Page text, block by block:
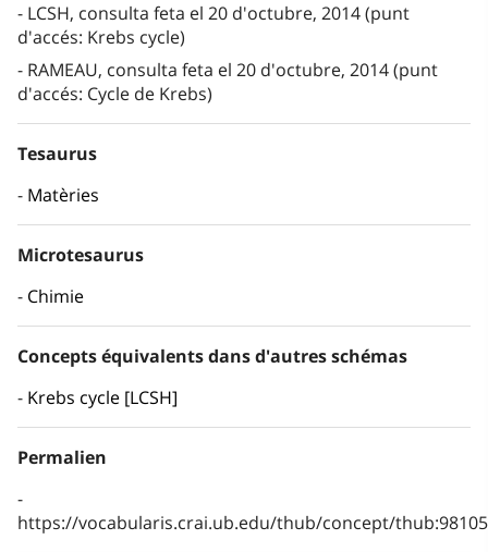
LCSH, consulta feta el 20 d'octubre, 2014 (punt
d'accés: Krebs cycle)
RAMEAU, consulta feta el 20 d'octubre, 2014 (punt
d'accés: Cycle de Krebs)
Tesaurus
Matèries
Microtesaurus
Chimie
Concepts équivalents dans d'autres schémas
Krebs cycle [LCSH]
Permalien
https://vocabularis.crai.ub.edu/thub/concept/